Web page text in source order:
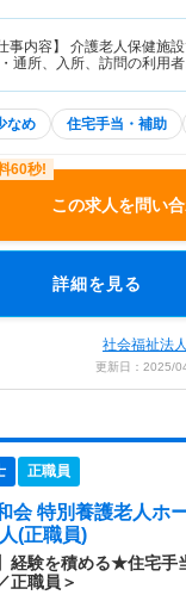
仕事内容】 介護老人保健施
通所、入所、訪問の利用者
なめ 住宅手当・補助
この求人を問い
詳細を見る
社会福祉法
更新日：2025/
正職員
会 特別養護老人ホ
(正職員)
経験を積める★住宅
正職員＞